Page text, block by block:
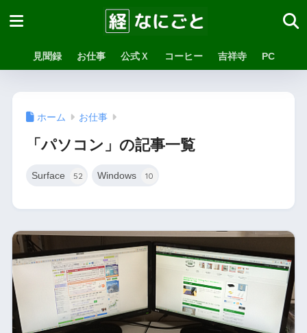
見聞録 お仕事 公式Ｘ コーヒー 吉祥寺 PC
ホーム お仕事
「パソコン」の記事一覧
Surface 52 Windows 10